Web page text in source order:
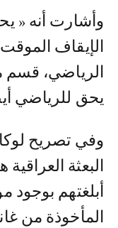
وأشارت أنه «
الإيقاف
الرياضي، قسم
يحق للرياضي
وفي تصريح
البعثة
أبلغتهم بوجود
المأخوذة من